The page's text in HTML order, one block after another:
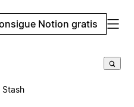
Notion gratis
Stash